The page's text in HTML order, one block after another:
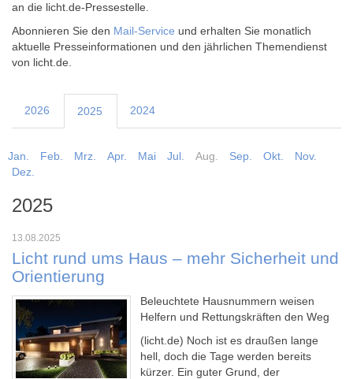
an die licht.de-Pressestelle.
Abonnieren Sie den Mail-Service und erhalten Sie monatlich
aktuelle Presseinformationen und den jährlichen Themendienst
von licht.de.
2026 2025 2024
Jan. Feb. Mrz. Apr. Mai Jul. Aug. Sep. Okt.
Nov.
Dez.
2025
13.08.2025
Licht rund ums Haus – mehr Sicherheit und
Orientierung
Beleuchtete Hausnummern weisen
Helfern und Rettungskräften den Weg
(licht.de) Noch ist es draußen lange
hell, doch die Tage werden bereits
kürzer. Ein guter Grund, der